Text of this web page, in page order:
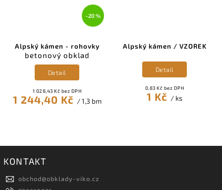
–20 %
Alpský kámen - rohovky
betonový obklad
1 028,43 Kč bez DPH
1 244,40 Kč / 1,3 bm
Detail
Alpský kámen / VZOREK
0,83 Kč bez DPH
1 Kč / ks
Detail
KONTAKT
obchod@obklady-viko.cz